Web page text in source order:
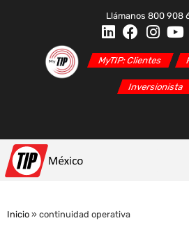
Llámanos 800 908
MyTIP: Clientes
Inversionista
Inicio » continuidad operativa